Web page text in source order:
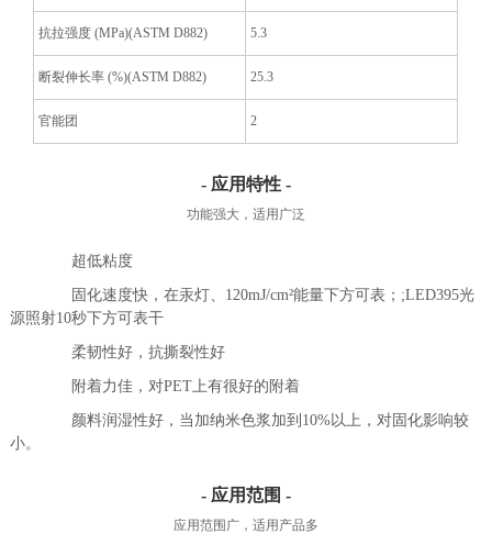
抗拉强度 (MPa)(ASTM D882) 5.3
断裂伸长率 (%)(ASTM D882) 25.3
官能团 2
- 应用特性 -
功能强大，适用广泛
超低粘度
固化速度快，在汞灯、120mJ/cm²能量下方可表；;LED395光
源照射10秒下方可表干
柔韧性好，抗撕裂性好
附着力佳，对PET上有很好的附着
颜料润湿性好，当加纳米色浆加到10%以上，对固化影响较
小。
- 应用范围 -
应用范围广，适用产品多